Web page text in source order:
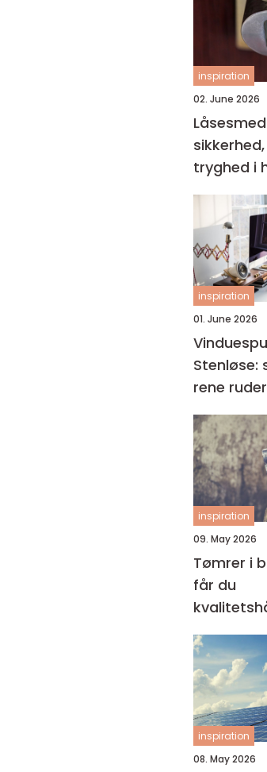
inspiration
02. June 2026
tryghed i
inspiration
01. June 2026
Stenløse:
rene
inspiration
09. May 2026
Tømrer i
får du
næste
inspiration
08. May 2026